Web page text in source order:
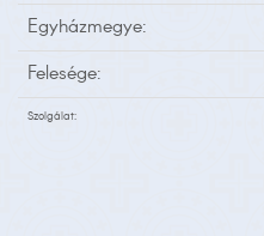
Egyházmegye:
Felesége:
Szolgálat: